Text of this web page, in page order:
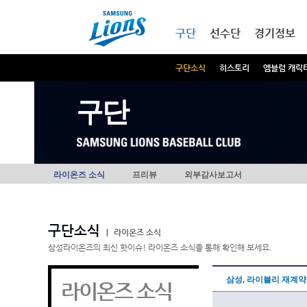
구단
구단소식 히스토리 엠블럼 캐릭
선수단 경기정보
구단
라이온즈 소식 프리뷰 외부감사보고서
구단소식
라이온즈 소식
삼성라이온즈의 최신 핫이슈! 라이온즈 소식을 통해 확인해 보세요.
라이온즈 소식 삼성, 라이블리 재계약